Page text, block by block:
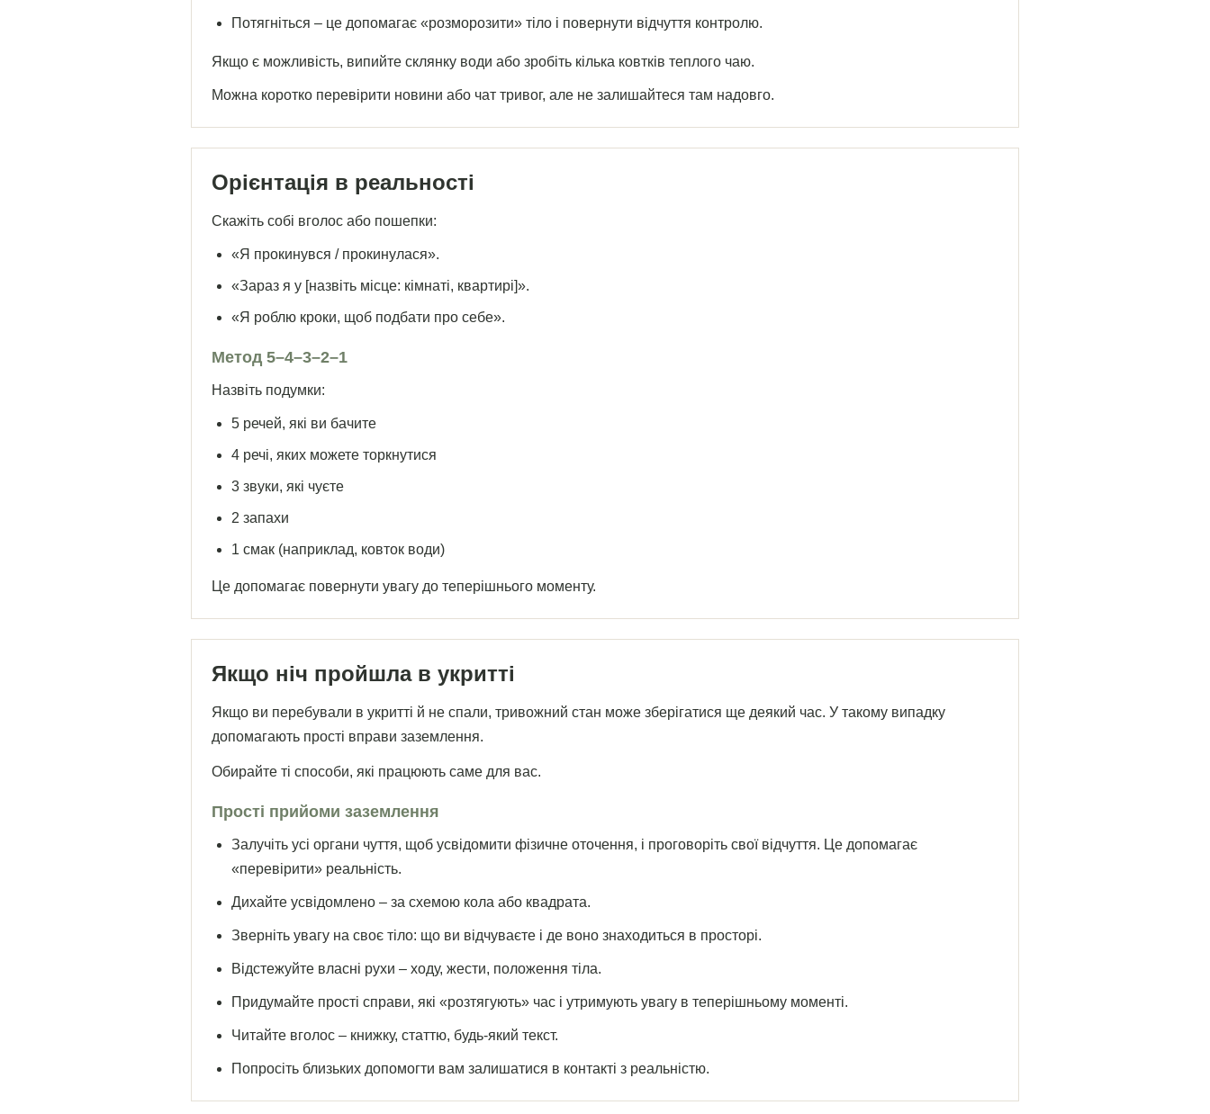
Потягніться – це допомагає «розморозити» тіло і повернути відчуття контролю.
Якщо є можливість, випийте склянку води або зробіть кілька ковтків теплого чаю.
Можна коротко перевірити новини або чат тривог, але не залишайтеся там надовго.
Орієнтація в реальності
Скажіть собі вголос або пошепки:
«Я прокинувся / прокинулася».
«Зараз я у [назвіть місце: кімнаті, квартирі]».
«Я роблю кроки, щоб подбати про себе».
Метод 5–4–3–2–1
Назвіть подумки:
5 речей, які ви бачите
4 речі, яких можете торкнутися
3 звуки, які чуєте
2 запахи
1 смак (наприклад, ковток води)
Це допомагає повернути увагу до теперішнього моменту.
Якщо ніч пройшла в укритті
Якщо ви перебували в укритті й не спали, тривожний стан може зберігатися ще деякий час. У такому випадку
допомагають прості вправи заземлення.
Обирайте ті способи, які працюють саме для вас.
Прості прийоми заземлення
Залучіть усі органи чуття, щоб усвідомити фізичне оточення, і проговоріть свої відчуття. Це допомагає
«перевірити» реальність.
Дихайте усвідомлено – за схемою кола або квадрата.
Зверніть увагу на своє тіло: що ви відчуваєте і де воно знаходиться в просторі.
Відстежуйте власні рухи – ходу, жести, положення тіла.
Придумайте прості справи, які «розтягують» час і утримують увагу в теперішньому моменті.
Читайте вголос – книжку, статтю, будь-який текст.
Попросіть близьких допомогти вам залишатися в контакті з реальністю.